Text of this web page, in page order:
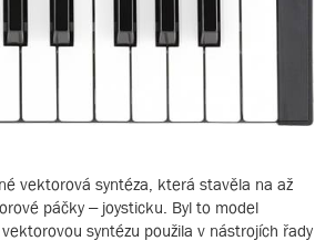
vektorová syntéza, která stavěla na až
páčky – joysticku. Byl to model
syntézu použila v nástrojích řady